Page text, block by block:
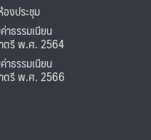
งประชุม
ธรรมเนียน
ตรี พ.ศ. 2564
ธรรมเนียน
ตรี พ.ศ. 2566